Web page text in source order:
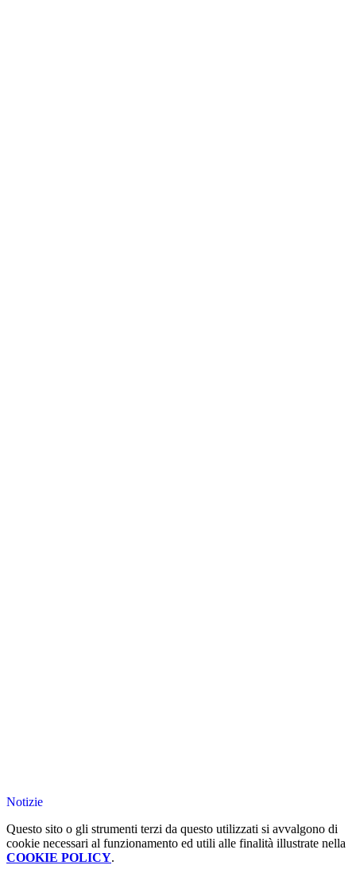
Notizie
Questo sito o gli strumenti terzi da questo utilizzati si avvalgono di
cookie necessari al funzionamento ed utili alle finalità illustrate nella
COOKIE POLICY.